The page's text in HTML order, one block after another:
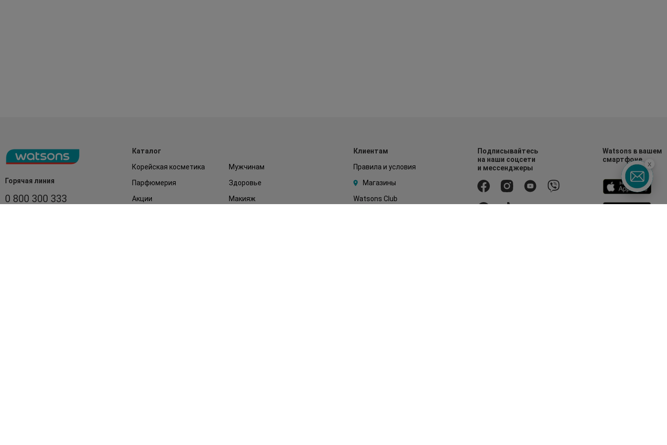
Горячая линия
0 800 300 333
Каталог
Корейская косметика
Мужчинам
Парфюмерия
Здоровье
Акции
Макияж
Клиентам
Правила и условия
Магазины
Watsons Club
Подписывайтесь
на наши соцсети
и мессенджеры
Watsons в вашем
смартфоне
x